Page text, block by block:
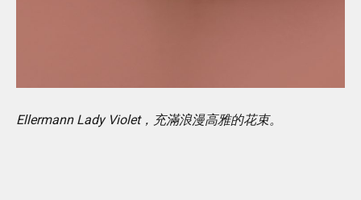
Ellermann Lady Violet，充滿浪漫高雅的花束。